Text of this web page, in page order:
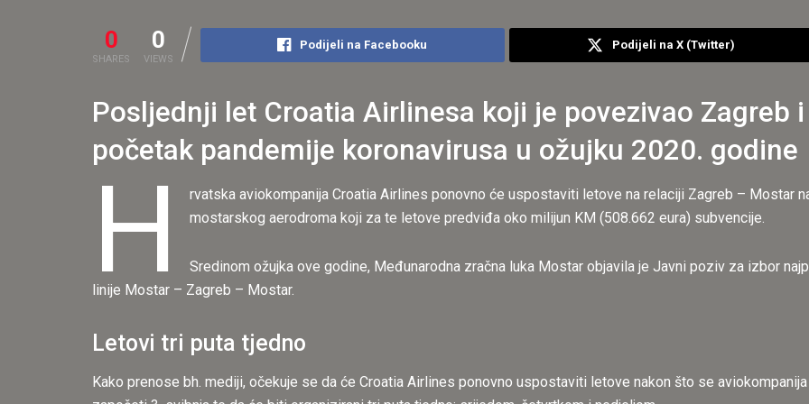
0
SHARES
0
VIEWS
Podijeli na Facebooku Podijeli na X (Twitter)
Posljednji let Croatia Airlinesa koji je povezivao Zagreb
početak pandemije koronavirusa u ožujku 2020. godine
H
rvatska aviokompanija Croatia Airlines ponovno će uspostaviti letove na relaciji Zagreb – Mostar
mostarskog aerodroma koji za te letove predviđa oko milijun KM (508.662 eura) subvencije.
Sredinom ožujka ove godine, Međunarodna zračna luka Mostar objavila je Javni poziv za izbor
linije Mostar – Zagreb – Mostar.
Letovi tri puta tjedno
Kako prenose bh. mediji, očekuje se da će Croatia Airlines ponovno uspostaviti letove nakon što se